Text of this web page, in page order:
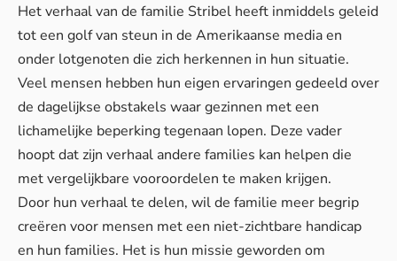
Het verhaal van de familie Stribel heeft inmiddels geleid
tot een golf van steun in de Amerikaanse media en
onder lotgenoten die zich herkennen in hun situatie.
Veel mensen hebben hun eigen ervaringen gedeeld over
de dagelijkse obstakels waar gezinnen met een
lichamelijke beperking tegenaan lopen. Deze vader
hoopt dat zijn verhaal andere families kan helpen die
met vergelijkbare vooroordelen te maken krijgen.
Door hun verhaal te delen, wil de familie meer begrip
creëren voor mensen met een niet-zichtbare handicap
en hun families. Het is hun missie geworden om